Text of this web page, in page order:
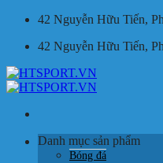
42 Nguyễn Hữu Tiến,
42 Nguyễn Hữu Tiến,
Tìm
kiếm:
Danh mục sản phẩm
Bóng đá